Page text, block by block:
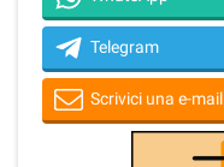
Telegram
Scrivici una e-mail